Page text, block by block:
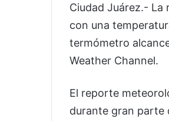
Ciudad Juárez.- La
con una
termómetro
Weather Channel.
El reporte
durante gran parte